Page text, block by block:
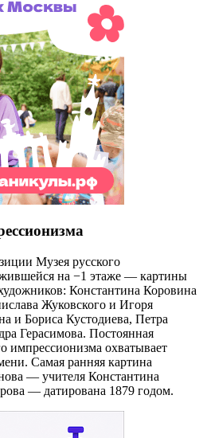
Музея русского
на −1 этаже — картины
Константина Коровина
Жуковского и Игоря
и Бориса Кустодиева, Петра
Герасимова. Постоянная
импрессионизма охватывает
Самая ранняя картина
— учителя Константина
— датирована 1879 годом.